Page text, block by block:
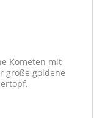
Kometen mit
große goldene